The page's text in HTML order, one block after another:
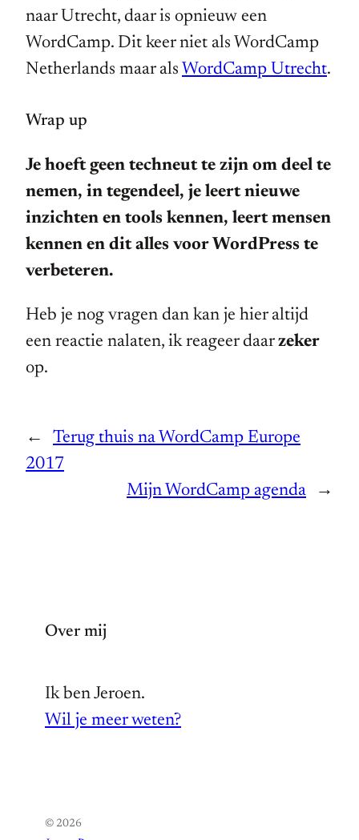
naar Utrecht, daar is opnieuw een
WordCamp. Dit keer niet als WordCamp
Netherlands maar als WordCamp Utrecht.
Wrap up
Je hoeft geen techneut te zijn om deel te
nemen, in tegendeel, je leert nieuwe
inzichten en tools kennen, leert mensen
kennen en dit alles voor WordPress te
verbeteren.
Heb je nog vragen dan kan je hier altijd
een reactie nalaten, ik reageer daarzeker
op.
←
Terug thuis na WordCamp Europe
2017
Mijn WordCamp agenda
→
Over mij
Ik ben Jeroen.
Wil je meer weten?
© 2026